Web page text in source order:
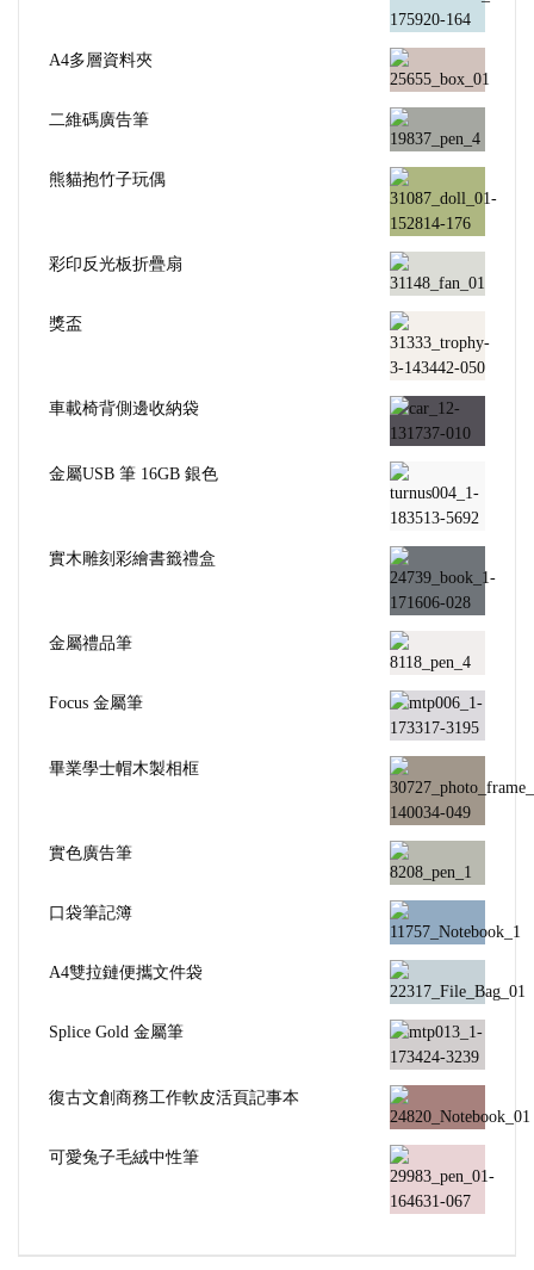
A4多層資料夾
二維碼廣告筆
熊貓抱竹子玩偶
彩印反光板折疊扇
獎盃
車載椅背側邊收納袋
金屬USB 筆 16GB 銀色
實木雕刻彩繪書籤禮盒
金屬禮品筆
Focus 金屬筆
畢業學士帽木製相框
實色廣告筆
口袋筆記簿
A4雙拉鏈便攜文件袋
Splice Gold 金屬筆
復古文創商務工作軟皮活頁記事本
可愛兔子毛絨中性筆